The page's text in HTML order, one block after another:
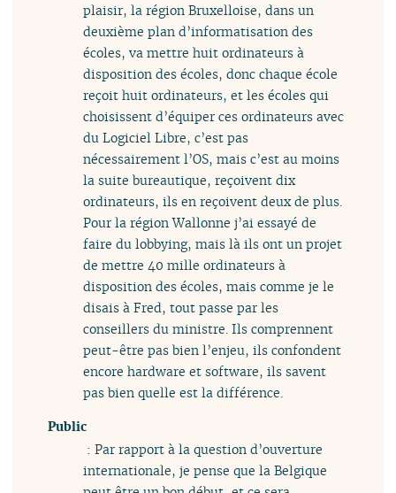
plaisir, la région Bruxelloise, dans un
deuxième plan d’informatisation des
écoles, va mettre huit ordinateurs à
disposition des écoles, donc chaque école
reçoit huit ordinateurs, et les écoles qui
choisissent d’équiper ces ordinateurs avec
du Logiciel Libre, c’est pas
nécessairement l’OS, mais c’est au moins
la suite bureautique, reçoivent dix
ordinateurs, ils en reçoivent deux de plus.
Pour la région Wallonne j’ai essayé de
faire du lobbying, mais là ils ont un projet
de mettre 40 mille ordinateurs à
disposition des écoles, mais comme je le
disais à Fred, tout passe par les
conseillers du ministre. Ils comprennent
peut-être pas bien l’enjeu, ils confondent
encore hardware et software, ils savent
pas bien quelle est la différence.
Public
: Par rapport à la question d’ouverture
internationale, je pense que la Belgique